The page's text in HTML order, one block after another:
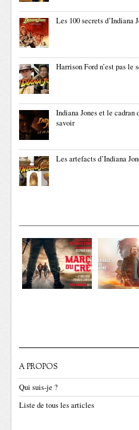
Les 100 secrets d’Indiana
Harrison Ford n’est pas le
Indiana Jones et le
savoir
Les artefacts d’Indiana
A PROPOS
Qui suis-je ?
Liste de tous les articles